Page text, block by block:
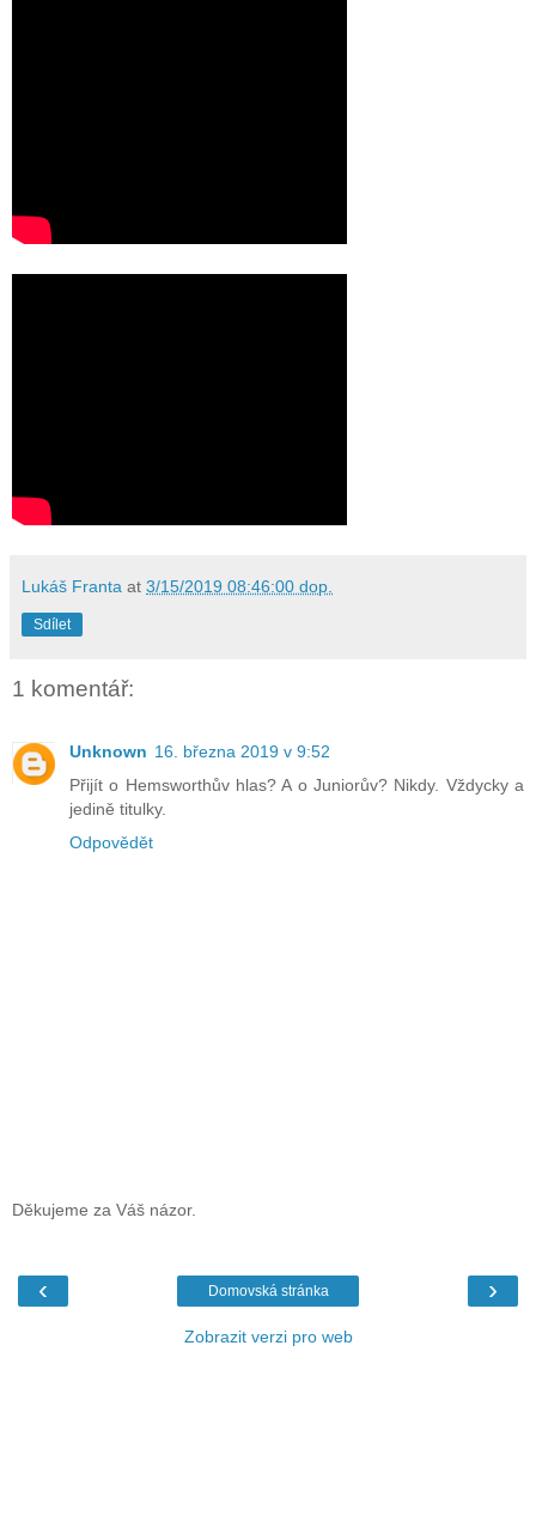
Lukáš Franta at 3/15/2019 08:46:00 dop.
Sdílet
1 komentář:
Unknown 16. března 2019 v 9:52
Přijít o Hemsworthův hlas? A o Juniorův? Nikdy. Vždycky a
jedině titulky.
Odpovědět
Děkujeme za Váš názor.
‹ ›
Domovská stránka
Zobrazit verzi pro web